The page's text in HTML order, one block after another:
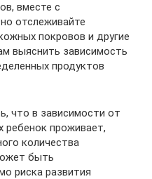
вместе с
отслеживайте
покровов и другие
выяснить зависимость
продуктов
что в зависимости от
ребенок проживает,
количества
быть
риска развития